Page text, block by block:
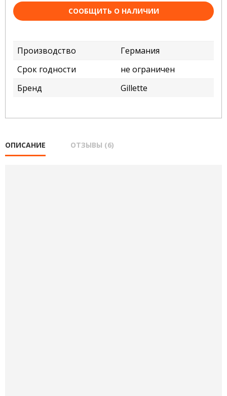
СООБЩИТЬ О НАЛИЧИИ
Производство
Германия
Срок годности
не ограничен
Бренд
Gillette
ОПИСАНИЕ ОТЗЫВЫ (6)